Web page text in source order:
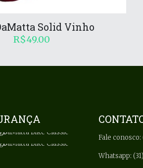
Solid Vinho
R$49.00
Fale conosco:
Whatsapp: